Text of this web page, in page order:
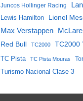
Juncos Hollinger Racing
Lewis Hamilton Lionel
Max Verstappen
Red Bull TC2000 TC2000
TC Pista TC Pista Mouras
Turismo Nacional Clase 3